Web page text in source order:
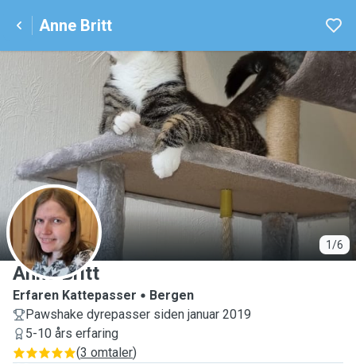
Anne Britt
1/6
A
Anne Britt
Erfaren Kattepasser
Bergen
Pawshake dyrepasser siden januar 2019
5-10 års erfaring
(3 omtaler)